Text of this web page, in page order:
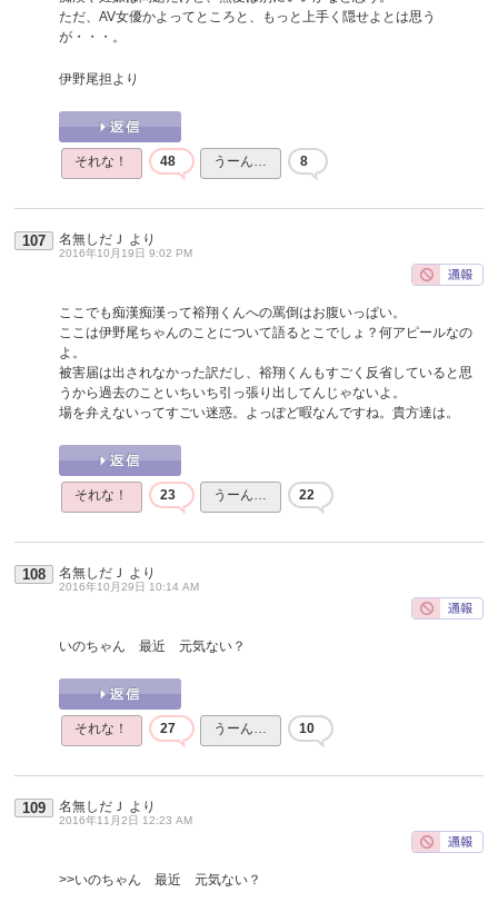
ただ、AV女優かよってところと、もっと上手く隠せよとは思う
が・・・。
伊野尾担より
それな！ 48 うーん… 8
107 名無しだＪ より
2016年10月19日 9:02 PM
ここでも痴漢痴漢って裕翔くんへの罵倒はお腹いっぱい。
ここは伊野尾ちゃんのことについて語るとこでしょ？何アピールなの
よ。
被害届は出されなかった訳だし、裕翔くんもすごく反省していると思
うから過去のこといちいち引っ張り出してんじゃないよ。
場を弁えないってすごい迷惑。よっぽど暇なんですね。貴方達は。
それな！ 23 うーん… 22
108 名無しだＪ より
2016年10月29日 10:14 AM
いのちゃん 最近 元気ない？
それな！ 27 うーん… 10
109 名無しだＪ より
2016年11月2日 12:23 AM
>>いのちゃん 最近 元気ない？